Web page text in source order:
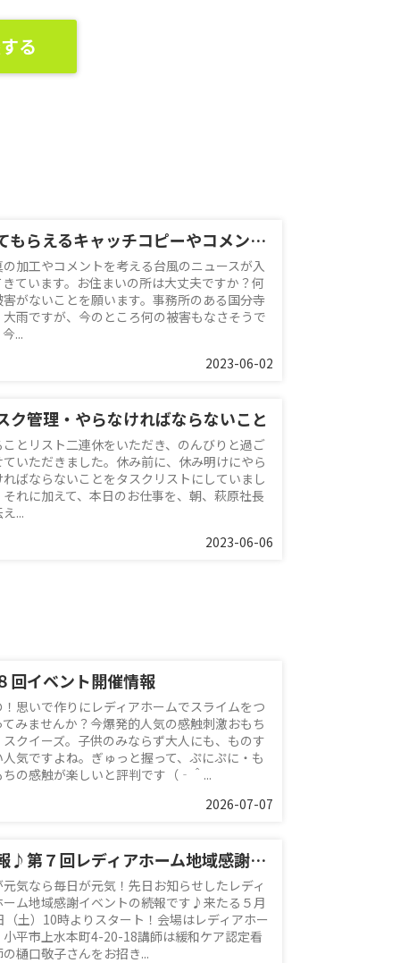
る
見てもらえるキャッチコピーやコメント？
の加工やコメントを考える台風のニュースが入
きています。お住まいの所は大丈夫ですか？何
害がないことを願います。事務所のある国分寺
大雨ですが、今のところ何の被害もなさそうで
...
2023-06-02
ク管理・やらなければならないこと
ことリスト二連休をいただき、のんびりと過ご
ていただきました。休み前に、休み明けにやら
ればならないことをタスクリストにしていまし
それに加えて、本日のお仕事を、朝、萩原社長
...
2023-06-06
回イベント開催情報
！思いで作りにレディアホームでスライムをつ
てみませんか？今爆発的人気の感触刺激おもち
スクイーズ。子供のみならず大人にも、ものす
気ですよね。ぎゅっと握って、ぷにぷに・も
ちの感触が楽しいと評判です（‐＾...
2026-07-07
続報♪第７回レディアホーム地域感謝イベント
気なら毎日が元気！先日お知らせしたレディ
ーム地域感謝イベントの続報です♪来たる５月
（土）10時よりスタート！会場はレディアホー
平市上水本町4-20-18講師は緩和ケア認定看
樋口敬子さんをお招き...